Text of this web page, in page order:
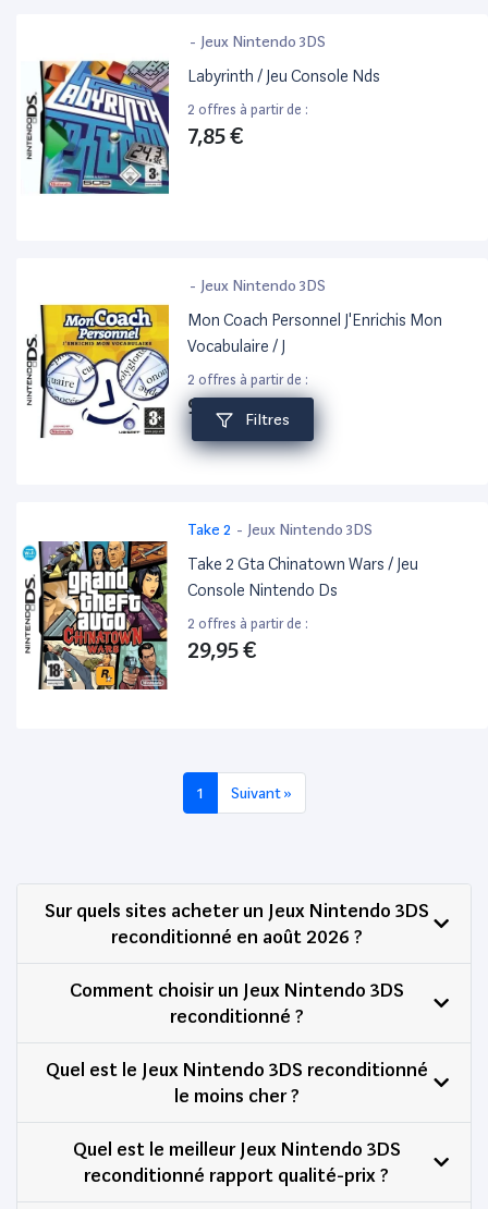
Filtres
- Jeux Nintendo 3DS
Labyrinth / Jeu Console Nds
2 offres à partir de :
7,85 €
- Jeux Nintendo 3DS
Mon Coach Personnel J'Enrichis Mon
Vocabulaire / J
2 offres à partir de :
9,99 €
Take 2 - Jeux Nintendo 3DS
Take 2 Gta Chinatown Wars / Jeu
Console Nintendo Ds
2 offres à partir de :
29,95 €
1 Suivant »
Sur quels sites acheter un Jeux Nintendo 3DS
reconditionné en août 2026 ?
Comment choisir un Jeux Nintendo 3DS
reconditionné ?
Quel est le Jeux Nintendo 3DS reconditionné
le moins cher ?
Quel est le meilleur Jeux Nintendo 3DS
reconditionné rapport qualité-prix ?